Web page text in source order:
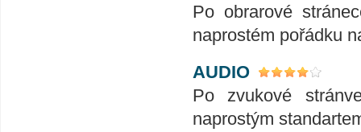
Po obrarové
naprostém pořádku
AUDIO
Po zvukové
naprostým